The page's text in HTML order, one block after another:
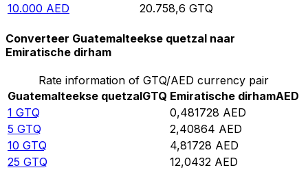
10.000 AED 20.758,6 GTQ
Converteer Guatemalteekse quetzal naar
Emiratische dirham
Rate information of GTQ/AED currency pair
Guatemalteekse quetzalGTQ Emiratische dirhamAED
1 GTQ 0,481728 AED
5 GTQ 2,40864 AED
10 GTQ 4,81728 AED
25 GTQ 12,0432 AED